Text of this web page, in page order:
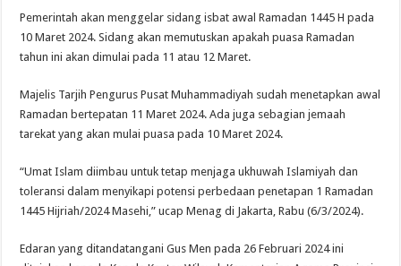
Pemerintah akan menggelar sidang isbat awal Ramadan 1445 H pada
10 Maret 2024. Sidang akan memutuskan apakah puasa Ramadan
tahun ini akan dimulai pada 11 atau 12 Maret.
Majelis Tarjih Pengurus Pusat Muhammadiyah sudah menetapkan awal
Ramadan bertepatan 11 Maret 2024. Ada juga sebagian jemaah
tarekat yang akan mulai puasa pada 10 Maret 2024.
“Umat Islam diimbau untuk tetap menjaga ukhuwah Islamiyah dan
toleransi dalam menyikapi potensi perbedaan penetapan 1 Ramadan
1445 Hijriah/2024 Masehi,” ucap Menag di Jakarta, Rabu (6/3/2024).
Edaran yang ditandatangani Gus Men pada 26 Februari 2024 ini